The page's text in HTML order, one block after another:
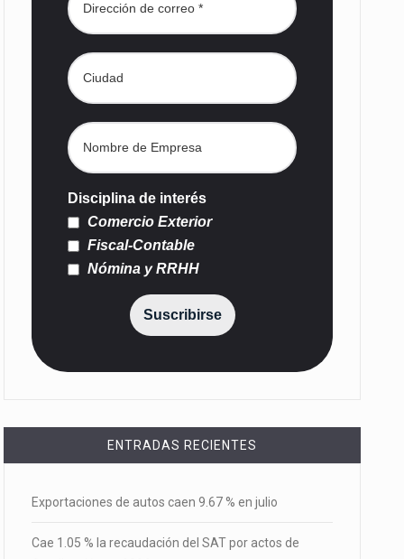
Disciplina de interés
Comercio Exterior
Fiscal-Contable
Nómina y RRHH
Suscribirse
ENTRADAS RECIENTES
Exportaciones de autos caen 9.67 % en julio
Cae 1.05 % la recaudación del SAT por actos de